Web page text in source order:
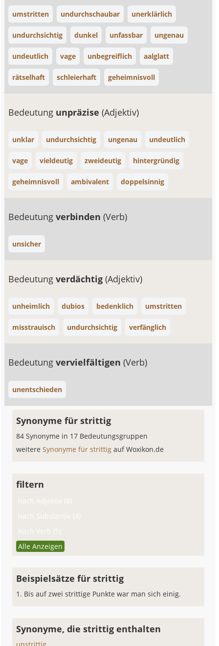
umstritten undurchschaubar unerklärlich
undurchsichtig dunkel unfassbar ungenau
undeutlich vage unbegreiflich aalglatt
rätselhaft schleierhaft geheimnisvoll
Bedeutung unpräzise(Adjektiv)
unklar undurchsichtig ungenau undeutlich
vage vieldeutig zweideutig hintergründig
geheimnisvoll ambivalent doppelsinnig
Bedeutungverbinden(Verb)
unsicher
Bedeutungverdächtig(Adjektiv)
unheimlich dubios bedenklich umstritten
misstrauisch undurchsichtig verfänglich
Bedeutungvervielfältigen(Verb)
unentschieden
Synonyme für strittig
84 Synonyme in 17 Bedeutungsgruppen
weitereSynonyme für strittigauf Woxikon.de
filtern
nach Adjektiv (8)
nach Substantiv (4)
nach Verb (5)
Alle Anzeigen
Beispielsätze für strittig
Bis auf zwei strittige Punkte war man sich einig.
Synonyme, die strittig enthalten